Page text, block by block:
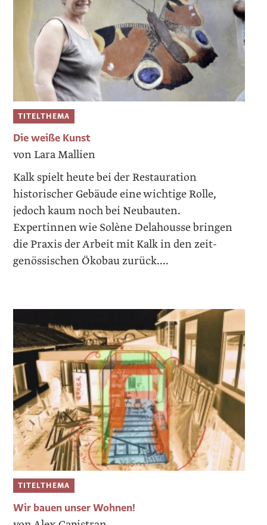
TITELTHEMA
Die weiße Kunst
von Lara Mallien
Kalk spielt heute bei der Restauration
historischer Gebäude eine wichtige Rolle,
jedoch kaum noch bei Neubauten.
Expertinnen wie Solène Delahousse bringen
die Praxis der Arbeit mit Kalk in den zeit­
genössischen Ökobau zurück....
TITELTHEMA
Wir bauen unser Wohnen!